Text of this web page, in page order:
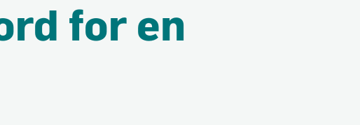
for en